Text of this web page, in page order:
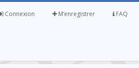
FAQ
M’enregistrer
Connexion